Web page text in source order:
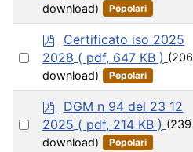
download)
Popolari
Select
item
p
d
f
Certificato iso 2025
2028 ( pdf, 647 KB ) (206
download)
Popolari
Select
p
d
f
DGM n 94 del 23 12
2025 ( pdf, 214 KB ) (239
download)
Popolari